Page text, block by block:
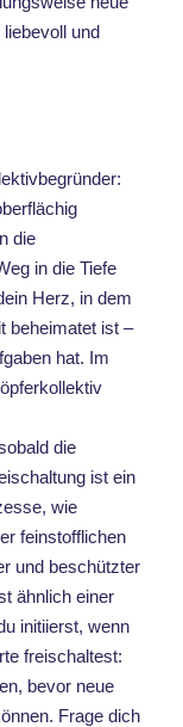
und
die
in die Tiefe
Herz, in dem
beheimatet ist –
hat. Im
die
ist ein
wie
feinstofflichen
und beschützter
ähnlich einer
initiierst, wenn
freischaltest:
bevor neue
Frage dich